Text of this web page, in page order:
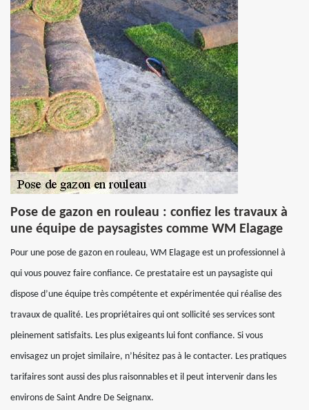
Pose de gazon en rouleau : confiez les travaux à
une équipe de paysagistes comme WM Elagage
Pour une pose de gazon en rouleau, WM Elagage est un professionnel à
qui vous pouvez faire confiance. Ce prestataire est un paysagiste qui
dispose d’une équipe très compétente et expérimentée qui réalise des
travaux de qualité. Les propriétaires qui ont sollicité ses services sont
pleinement satisfaits. Les plus exigeants lui font confiance. Si vous
envisagez un projet similaire, n’hésitez pas à le contacter. Les pratiques
tarifaires sont aussi des plus raisonnables et il peut intervenir dans les
environs de Saint Andre De Seignanx.